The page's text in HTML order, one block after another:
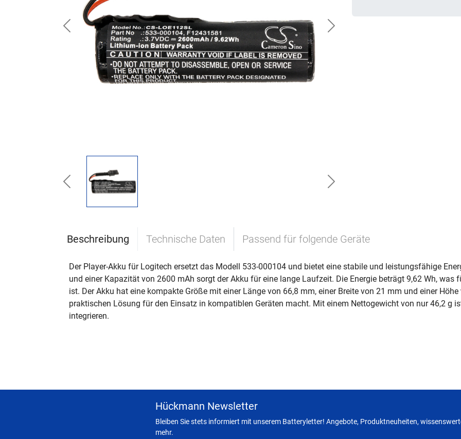
Previous Next
Previous Next
Beschreibung Technische Daten Passend für folgende Geräte
Der Player-Akku für Logitech ersetzt das Modell 533-000104 und bietet eine stabile und leistungsfähige
und einer Kapazität von 2600 mAh sorgt der Akku für eine lange Laufzeit. Die Energie beträgt 9,62 Wh, was
ist. Der Akku hat eine kompakte Größe mit einer Länge von 66,8 mm, einer Breite von 21 mm und einer
praktischen Lösung für den Einsatz in kompatiblen Geräten macht. Mit einem Nettogewicht von nur 46,2 g
integrieren.
Hückmann Newsletter
Bleiben Sie stets informiert mit unserem Batteryletter! Angebote, Produktneuheiten,
mehr.